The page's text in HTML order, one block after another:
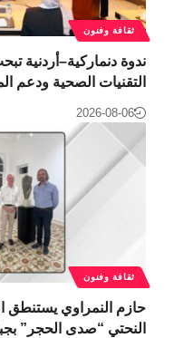
ثقافة وفنون
ندوة دنماركية–أردنية
التقنيات الصحية ودعم
2026-08-06
ثقافة وفنون
حازم النمراوي
النحتي “صدى الحجر”